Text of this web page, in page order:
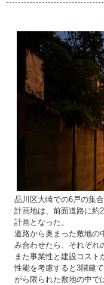
品川区大崎での6戸の集合
計画地は、前面道路に約
計画となった。
道路から奥まった敷地の
み合わせたら、それぞれ
また事業性と建設コス
性能を考慮すると3階建
がら限られた敷地の中で